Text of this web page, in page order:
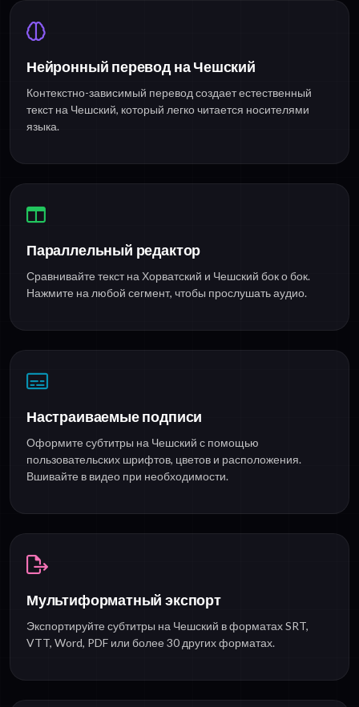
Нейронный перевод на Чешский
Контекстно-зависимый перевод создает естественный
текст на Чешский, который легко читается носителями
языка.
Параллельный редактор
Сравнивайте текст на Хорватский и Чешский бок о бок.
Нажмите на любой сегмент, чтобы прослушать аудио.
Настраиваемые подписи
Оформите субтитры на Чешский с помощью
пользовательских шрифтов, цветов и расположения.
Вшивайте в видео при необходимости.
Мультиформатный экспорт
Экспортируйте субтитры на Чешский в форматах SRT,
VTT, Word, PDF или более 30 других форматах.